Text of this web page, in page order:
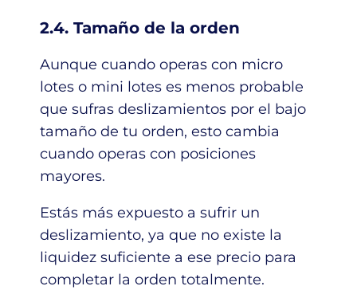
2.4. Tamaño de la orden
Aunque cuando operas con micro
lotes o mini lotes es menos probable
que sufras deslizamientos por el bajo
tamaño de tu orden, esto cambia
cuando operas con posiciones
mayores.
Estás más expuesto a sufrir un
deslizamiento, ya que no existe la
liquidez suficiente a ese precio para
completar la orden totalmente.